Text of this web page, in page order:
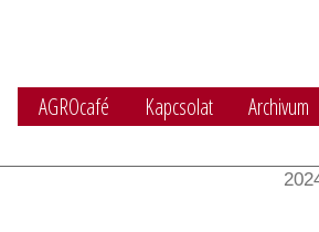
AGROcafé Kapcsolat Archivum